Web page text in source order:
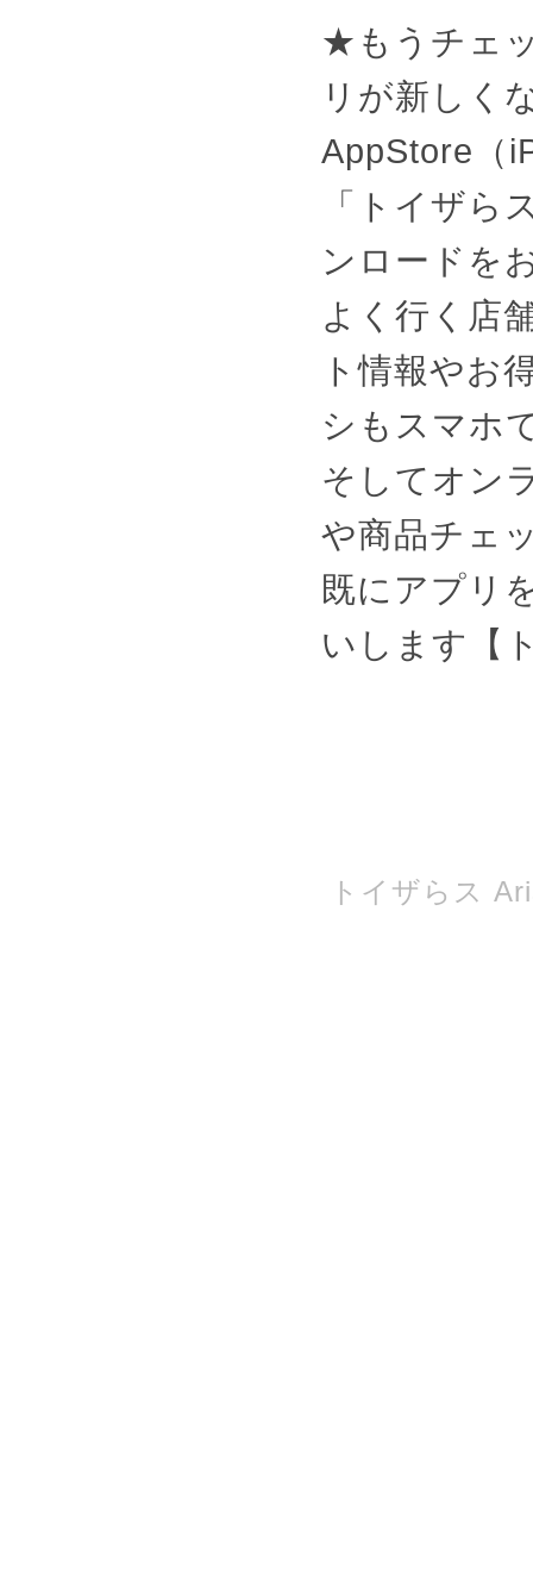
★もうチェ
リが新しく
AppStore（
「トイザら
ンロードを
よく行く店
ト情報やお
シもスマホ
そしてオン
や商品チェ
既にアプリ
いします【
トイザらス